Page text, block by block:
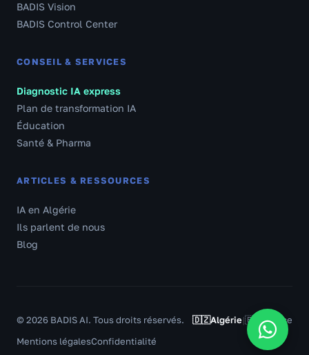
BADIS Vision
BADIS Control Center
CONSEIL & SERVICES
Diagnostic IA express
Plan de transformation IA
Éducation
Santé & Pharma
ARTICLES & RESSOURCES
IA en Algérie
Ils parlent de nous
Blog
© 2026 BADIS AI. Tous droits réservés. 🇩🇿Algérie|🇫🇷France
Mentions légalesConfidentialité